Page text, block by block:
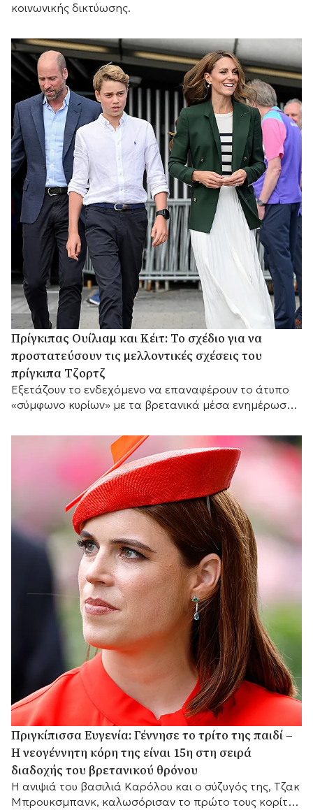
κοινωνικής δικτύωσης.
Πρίγκιπας Ουίλιαμ και Κέιτ: Το σχέδιο για να
προστατεύσουν τις μελλοντικές σχέσεις του
πρίγκιπα Τζορτζ
Eξετάζουν το ενδεχόμενο να επαναφέρουν το άτυπο
«σύμφωνο κυρίων» με τα βρετανικά μέσα ενημέρωσης,
τους.
Πριγκίπισσα Ευγενία: Γέννησε το τρίτο της παιδί –
Η νεογέννητη κόρη της είναι 15η στη σειρά
διαδοχής του βρετανικού θρόνου
Η ανιψιά του βασιλιά Καρόλου και ο σύζυγός της, Τζακ
Μπρουκσμπανκ, καλωσόρισαν το πρώτο τους κορίτσι,